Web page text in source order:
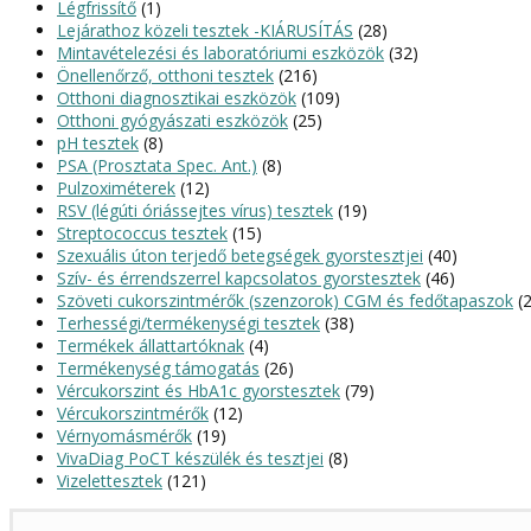
Légfrissítő (1)
Lejárathoz közeli tesztek -KIÁRUSÍTÁS (28)
Mintavételezési és laboratóriumi eszközök (32)
Önellenőrző, otthoni tesztek (216)
Otthoni diagnosztikai eszközök (109)
Otthoni gyógyászati eszközök (25)
pH tesztek (8)
PSA (Prosztata Spec. Ant.) (8)
Pulzoximéterek (12)
RSV (légúti óriássejtes vírus) tesztek (19)
Streptococcus tesztek (15)
Szexuális úton terjedő betegségek gyorstesztjei (40)
Szív- és érrendszerrel kapcsolatos gyorstesztek (46)
Szöveti cukorszintmérők (szenzorok) CGM és fedőtapaszok
Terhességi/termékenységi tesztek (38)
Termékek állattartóknak (4)
Termékenység támogatás (26)
Vércukorszint és HbA1c gyorstesztek (79)
Vércukorszintmérők (12)
Vérnyomásmérők (19)
VivaDiag PoCT készülék és tesztjei (8)
Vizelettesztek (121)